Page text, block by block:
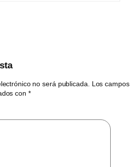
no será publicada.
Los campos
con *